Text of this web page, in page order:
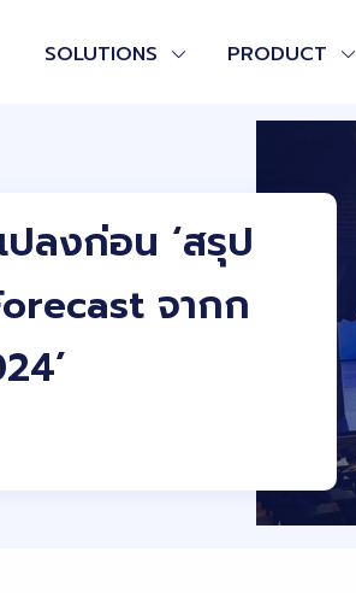
SOLUTIONS PRODUCT
ลงก่อน ‘สรุป
จากก